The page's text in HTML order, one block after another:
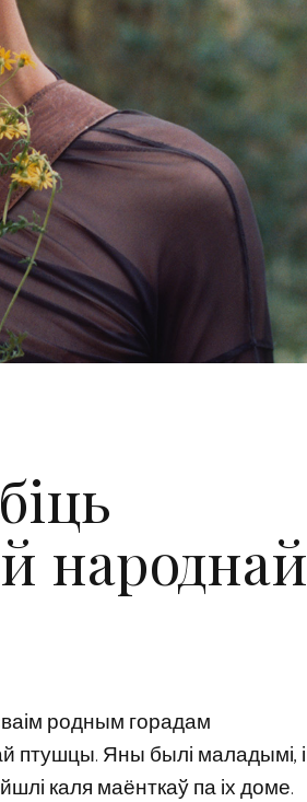
народнай
родным горадам
птушцы. Яны былі маладымі, і
каля маёнткаў па іх доме.